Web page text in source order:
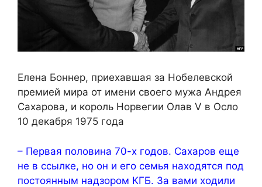
Елена Боннер, приехавшая за Нобелевской
премией мира от имени своего мужа Андрея
Сахарова, и король Норвегии Олав V в Осло
10 декабря 1975 года
– Первая половина 70-х годов. Сахаров еще
не в ссылке, но он и его семья находятся под
постоянным надзором КГБ. За вами ходили